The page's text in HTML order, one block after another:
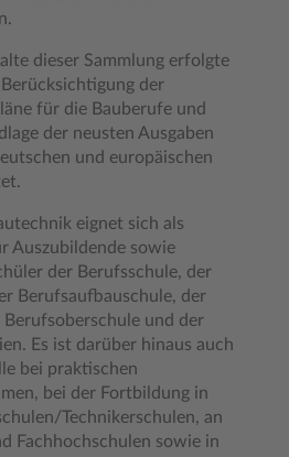
dieser Sammlung erfolgte
der
für die Bauberufe und
der neusten Ausgaben
und europäischen
eignet sich als
Auszubildende sowie
der Berufsschule, der
Berufsaufbauschule, der
Berufsoberschule und der
Es ist darüber hinaus auch
bei praktischen
bei der Fortbildung in
Technikerschulen, an
Fachhochschulen sowie in